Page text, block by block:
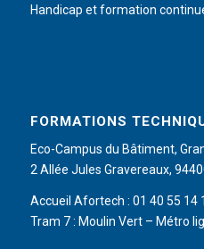
Handicap et formation
FORMATIONS
Eco-Campus du Bâtiment,
2 Allée Jules Gravereaux,
Accueil Afortech : 01 40 55 14
Tram 7 : Moulin Vert – Métro